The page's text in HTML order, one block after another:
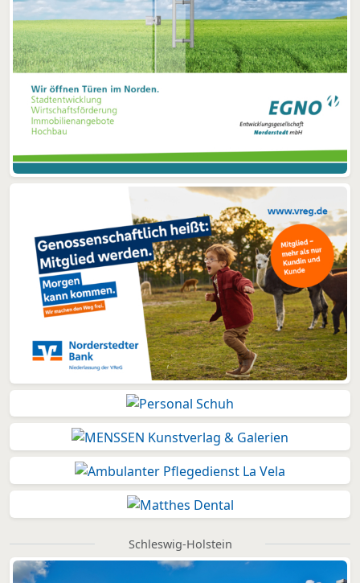
Schleswig-Holstein